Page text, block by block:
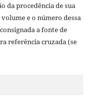
da procedência de sua
e o número dessa
a fonte de
referência cruzada (se